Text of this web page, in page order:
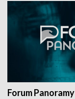
Forum Panoramy